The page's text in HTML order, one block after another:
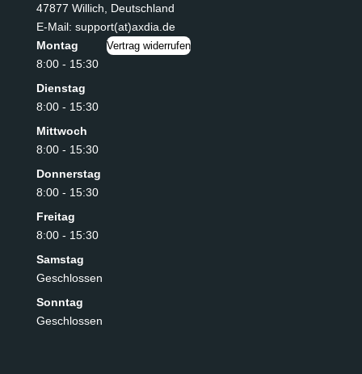
47877 Willich
Deutschland
E-Mail: support(at)axdia.de
Montag
8:00 - 15:30
Dienstag
8:00 - 15:30
Mittwoch
8:00 - 15:30
Donnerstag
8:00 - 15:30
Freitag
8:00 - 15:30
Samstag
Geschlossen
Sonntag
Geschlossen
Vertrag widerrufen